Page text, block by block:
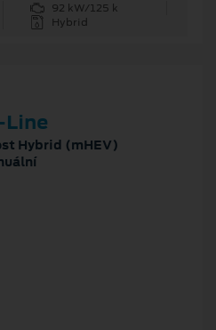
92 kW/125 k
Hybrid
Line
Hybrid (mHEV)